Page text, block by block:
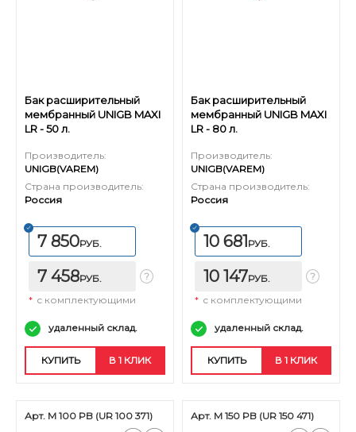
Бак расширительный
мембранный UNIGB MAXI
LR - 50 л.
Производитель:
UNIGB(VAREM)
Страна производитель:
Россия
7 850РУБ.
7 458РУБ.
* с комплектующими
удаленный склад.
КУПИТЬ В 1 КЛИК
Бак расширительный
мембранный UNIGB MAXI
LR - 80 л.
Производитель:
UNIGB(VAREM)
Страна производитель:
Россия
10 681РУБ.
10 147РУБ.
* с комплектующими
удаленный склад.
КУПИТЬ В 1 КЛИК
Арт. M 100 PB (UR 100 371) Арт. M 150 PB (UR 150 471)